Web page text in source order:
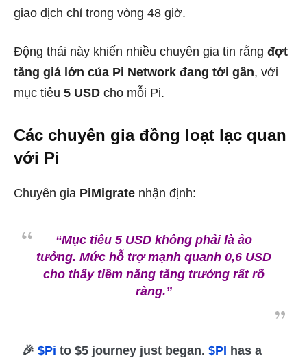
giao dịch chỉ trong vòng 48 giờ.
Động thái này khiến nhiều chuyên gia tin rằng đợt
tăng giá lớn của Pi Network đang tới gần, với
mục tiêu 5 USD cho mỗi Pi.
Các chuyên gia đồng loạt lạc quan
với Pi
Chuyên gia PiMigrate nhận định:
“Mục tiêu 5 USD không phải là ảo
tưởng. Mức hỗ trợ mạnh quanh 0,6 USD
cho thấy tiềm năng tăng trưởng rất rõ
ràng.”
🎉$Pi to $5 journey just began.$PI has a